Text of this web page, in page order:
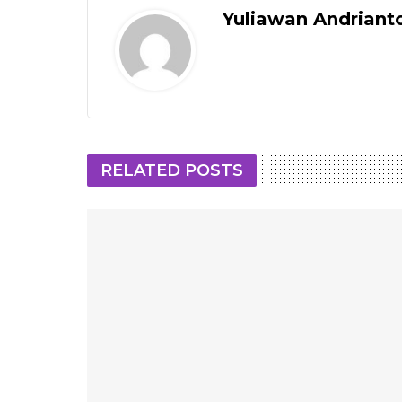
Yuliawan
RELATED POSTS